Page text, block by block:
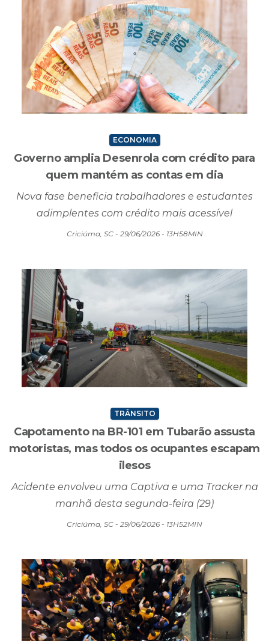
ECONOMIA
Governo amplia Desenrola com crédito para
quem mantém as contas em dia
Nova fase beneficia trabalhadores e estudantes
Criciúma, SC - 29/06/2026 - 13H58MIN
TRÂNSITO
Capotamento na BR-101 em Tubarão assusta
motoristas, mas todos os ocupantes escapam
ilesos
Acidente envolveu uma Captiva e uma Tracker na
Criciúma, SC - 29/06/2026 - 13H52MIN